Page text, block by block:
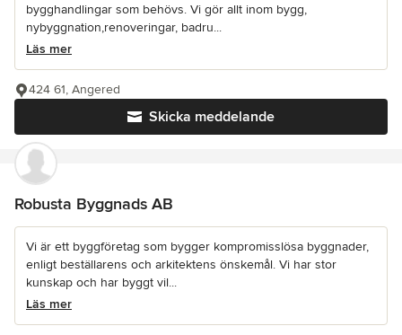
bygghandlingar som behövs. Vi gör allt inom bygg,
nybyggnation,renoveringar, badru...
Läs mer
Skicka meddelande
424 61, Angered
Robusta Byggnads AB
Vi är ett byggföretag som bygger kompromisslösa byggnader,
enligt beställarens och arkitektens önskemål. Vi har stor
kunskap och har byggt vil...
Läs mer